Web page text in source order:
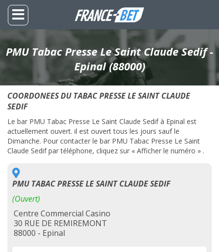
PMU Tabac Presse Le Saint Claude Sedif -
Epinal (88000)
COORDONEES DU TABAC PRESSE LE SAINT CLAUDE
SEDIF
Le bar PMU Tabac Presse Le Saint Claude Sedif à Epinal est
actuellement ouvert. il est ouvert tous les jours sauf le
Dimanche. Pour contacter le bar PMU Tabac Presse Le Saint
Claude Sedif par téléphone, cliquez sur « Afficher le numéro » .
PMU TABAC PRESSE LE SAINT CLAUDE SEDIF
(Ouvert)
Centre Commercial Casino
30 RUE DE REMIREMONT
88000 - Epinal